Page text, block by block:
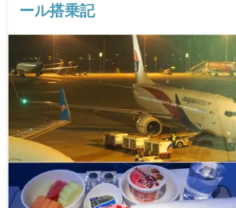
ール搭乗記